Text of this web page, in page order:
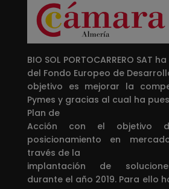
BIO SOL PORTOCARRERO SAT
del Fondo Europeo de
objetivo es mejorar la
Pymes y gracias al cual ha
Plan de
Acción con el objetivo
posicionamiento en
través de la
implantación de
durante el año 2019. Para ello